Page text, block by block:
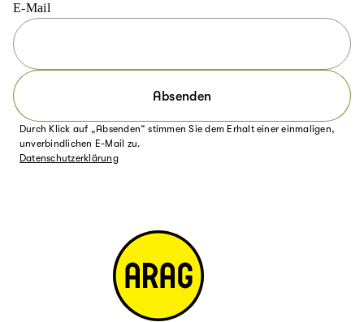
E-Mail
Absenden
Durch Klick auf „Absenden“ stimmen Sie dem Erhalt einer einmaligen,
unverbindlichen E-Mail zu.
Datenschutzerklärung